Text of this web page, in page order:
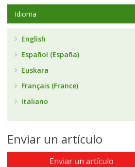
Idioma
English
Español (España)
Euskara
Français (France)
Italiano
Enviar un artículo
Enviar un artículo